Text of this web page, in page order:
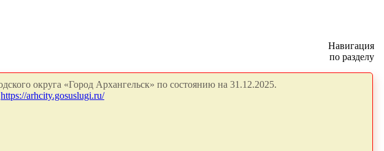
Навигация
по разделу
округа «Город Архангельск» по состоянию на 31.12.2025.
https://arhcity.gosuslugi.ru/